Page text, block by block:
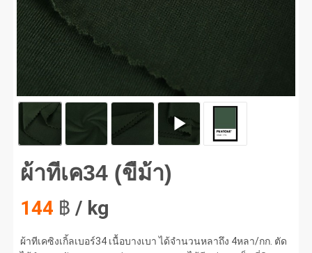
ทีเค34 (ขี้ม้า) #1
ผ้าทีเค34 (ขี้ม้า)
144 ฿ / kg
ผ้าทีเคซิงเกิ้ลเบอร์34 เนื้อบางเบา ได้จำนวนหลาถึง 4หลา/กก. ตัด